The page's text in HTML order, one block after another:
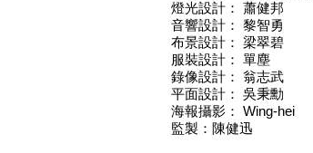
燈光設計： 蕭健邦
音響設計： 黎智勇
布景設計： 梁翠碧
服裝設計： 單塵
錄像設計： 翁志武
平面設計： 吳秉勳
海報攝影： Wing-hei
監製：陳健迅